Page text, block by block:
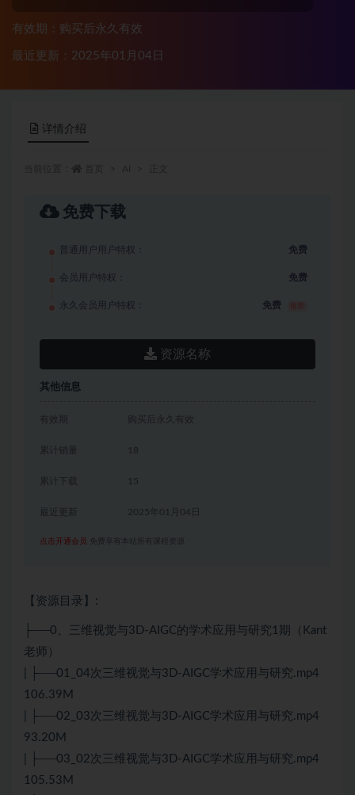
有效期：购买后永久有效
最近更新：2025年01月04日
详情介绍
免费下载
普通用户用户特权： 免费
会员用户特权： 免费
永久会员用户特权： 免费
资源名称
其他信息
有效期 购买后永久有效
累计销量 18
累计下载 15
2025年01月04日
点击开通会员 免费享有本站所有课程资源
【资源目录】:
├──0、三维视觉与3D-AIGC的学术应用与研究1期（Kant
老师）
| ├──01_04次三维视觉与3D-AIGC学术应用与研究.mp4
106.39M
| ├──02_03次三维视觉与3D-AIGC学术应用与研究.mp4
93.20M
| ├──03_02次三维视觉与3D-AIGC学术应用与研究.mp4
105.53M